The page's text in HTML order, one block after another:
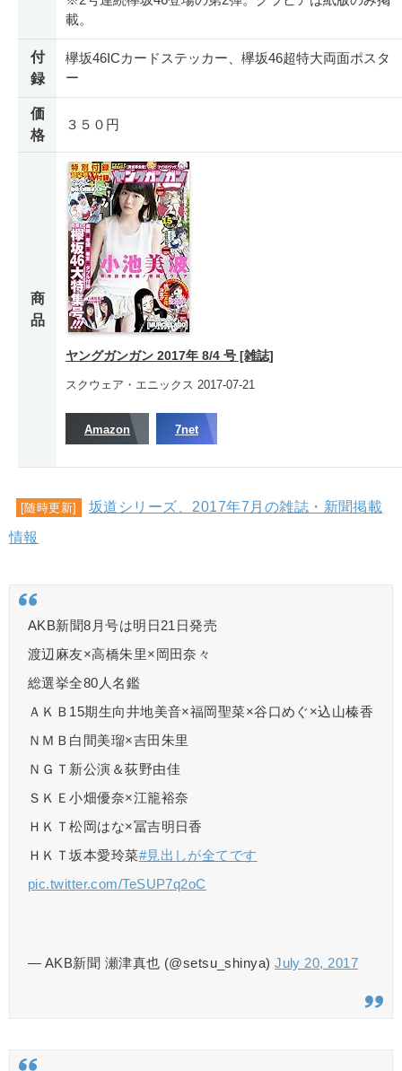
載。
付
録
欅坂46ICカードステッカー、欅坂46超特大両面ポスタ
ー
価
格
３５０円
商
品
ヤングガンガン 2017年 8/4 号 [雑誌]
スクウェア・エニックス 2017-07-21
Amazon 7net
[随時更新]
坂道シリーズ、2017年7月の雑誌・新聞掲載
情報
AKB新聞8月号は明日21日発売
渡辺麻友×高橋朱里×岡田奈々
総選挙全80人名鑑
ＡＫＢ15期生向井地美音×福岡聖菜×谷口めぐ×込山榛香
ＮＭＢ白間美瑠×吉田朱里
ＮＧＴ新公演＆荻野由佳
ＳＫＥ小畑優奈×江籠裕奈
ＨＫＴ松岡はな×冨吉明日香
ＨＫＴ坂本愛玲菜#見出しが全てです
pic.twitter.com/TeSUP7q2oC
— AKB新聞 瀬津真也 (@setsu_shinya)July 20, 2017